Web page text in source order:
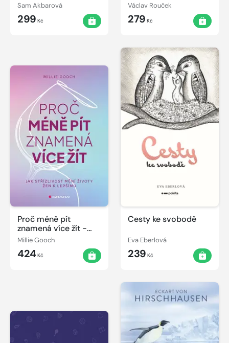
Sam Akbarová
299 Kč
Václav Rouček
279 Kč
Proč méně pít
znamená více žít -
Jak střízlivost mění
životy žen k lepšímu
Millie Gooch
424Kč
Cesty ke svobodě
Eva Eberlová
239 Kč